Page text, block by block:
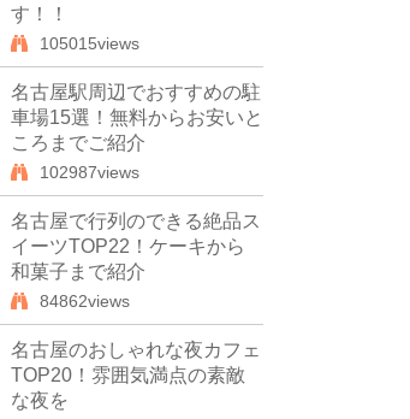
す！！
105015views
名古屋駅周辺でおすすめの駐
車場15選！無料からお安いと
ころまでご紹介
102987views
名古屋で行列のできる絶品ス
イーツTOP22！ケーキから
和菓子まで紹介
84862views
名古屋のおしゃれな夜カフェ
TOP20！雰囲気満点の素敵
な夜を